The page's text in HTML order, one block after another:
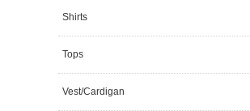
Shirts
Tops
Vest/Cardigan